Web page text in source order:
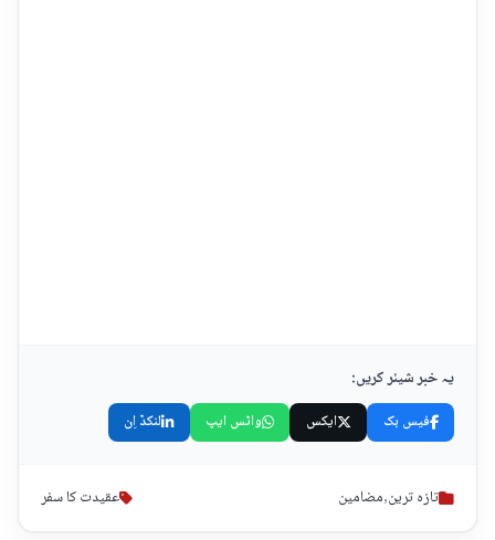
یہ خبر شیئر کریں:
فیس بک ایکس واٹس ایپ لنکڈ اِن
تازہ ترین,مضامین عقیدت کا سفر